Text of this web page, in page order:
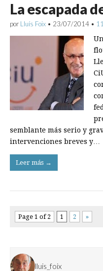
La escapada
por Lluís Foix • 23/07/2014 •
semblante más serio y
intervenciones breves y…
Leer más →
Page 1 of 2 1 2 »
lluis_foix